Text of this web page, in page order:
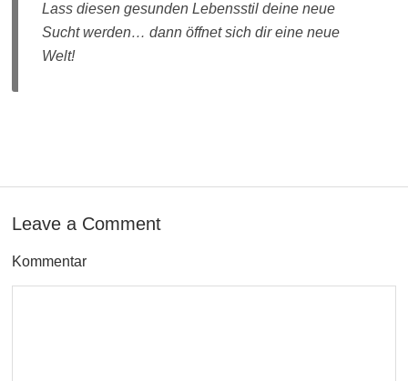
Lass diesen gesunden Lebensstil deine neue
Sucht werden… dann öffnet sich dir eine neue
Welt!
Leave a Comment
Kommentar